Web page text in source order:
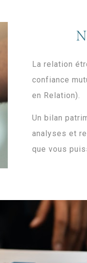
La relation
confiance
en Relation).
Un bilan
analyses et
que vous